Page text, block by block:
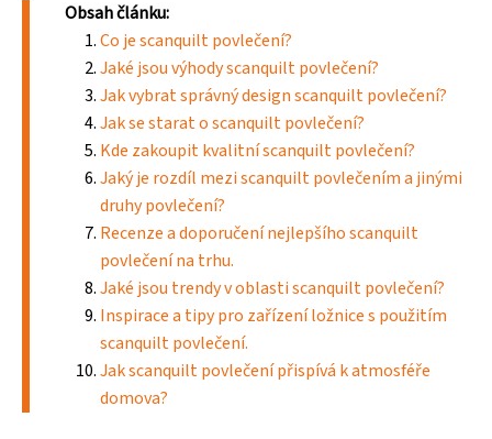
Obsah článku:
Co je scanquilt povlečení?
Jaké jsou výhody scanquilt povlečení?
Jak vybrat správný design scanquilt povlečení?
Jak se starat o scanquilt povlečení?
Kde zakoupit kvalitní scanquilt povlečení?
Jaký je rozdíl mezi scanquilt povlečením a jinými
druhy povlečení?
Recenze a doporučení nejlepšího scanquilt
povlečení na trhu.
Jaké jsou trendy v oblasti scanquilt povlečení?
Inspirace a tipy pro zařízení ložnice s použitím
scanquilt povlečení.
Jak scanquilt povlečení přispívá k atmosféře
domova?